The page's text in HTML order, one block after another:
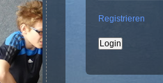
Registrieren